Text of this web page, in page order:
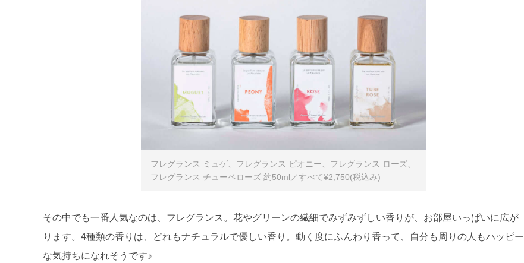
フレグランス ミュゲ、フレグランス ピオニー、フレグランス ローズ、
フレグランス チューベローズ 約50ml／すべて¥2,750(税込み)
その中でも一番人気なのは、フレグランス。花やグリーンの繊細でみずみずしい香りが、お部屋いっぱいに広が
ります。4種類の香りは、どれもナチュラルで優しい香り。動く度にふんわり香って、自分も周りの人もハッピー
な気持ちになれそうです♪